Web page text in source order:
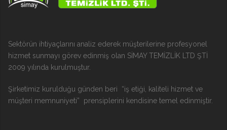
Sektörün ihtiyaçlarını analiz ederek müşterilerine profesyonel
hizmet sunmayı görev edinmiş olan SİMAY TEMİZLİK LTD ŞTİ
2009 yılında kurulmuştur.
Şirketimiz kurulduğu günden beri “iş etiği, kaliteli hizmet ve
müşteri memnuniyeti” prensiplerini kendisine temel edinmiştir.